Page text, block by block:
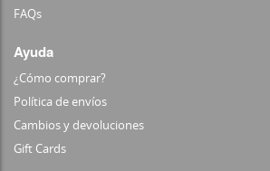
FAQs
Ayuda
¿Cómo comprar?
Política de envíos
Cambios y devoluciones
Gift Cards